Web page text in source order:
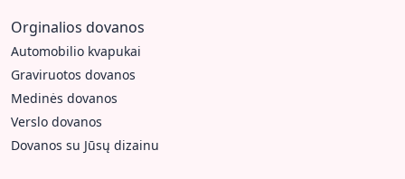
Orginalios dovanos
Automobilio kvapukai
Graviruotos dovanos
Medinės dovanos
Verslo dovanos
Dovanos su Jūsų dizainu